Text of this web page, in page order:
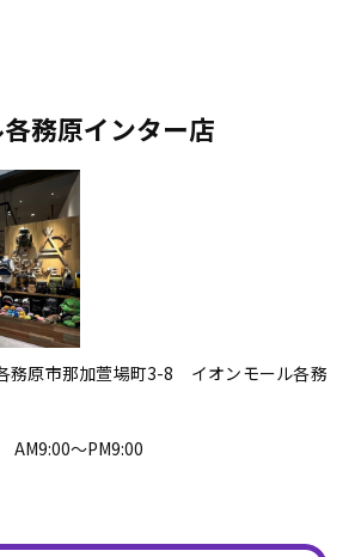
務原インター店
務原市那加萱場町3-8 イオンモール各務
〜PM9:00